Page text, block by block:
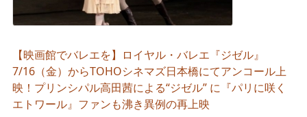
【映画館でバレエを】ロイヤル・バレエ『ジゼル』
7/16（金）からTOHOシネマズ日本橋にてアンコール上
映！プリンシパル高田茜による“ジゼル” に『パリに咲く
エトワール』ファンも沸き異例の再上映